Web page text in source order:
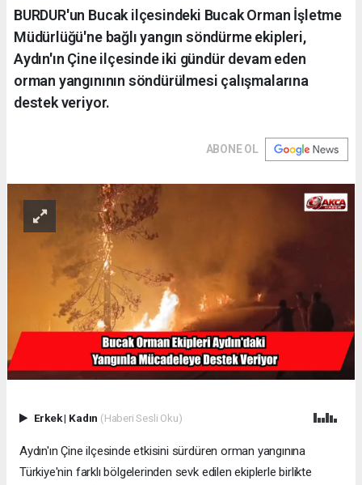
BURDUR'un Bucak ilçesindeki Bucak Orman İşletme
Müdürlüğü'ne bağlı yangın söndürme ekipleri,
Aydın'ın Çine ilçesinde iki gündür devam eden
orman yangınının söndürülmesi çalışmalarına
destek veriyor.
ABONE OL
Erkek| Kadın (Haberi Sesli Oku)
Aydın'ın Çine ilçesinde etkisini sürdüren orman yangınına
Türkiye'nin farklı bölgelerinden sevk edilen ekiplerle birlikte